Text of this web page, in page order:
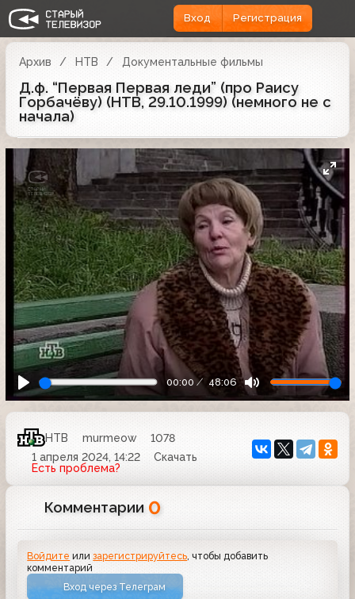
Вход Регистрация
Архив НТВ Документальные фильмы
Д.ф. “Первая Первая леди” (про Раису
Горбачёву) (НТВ, 29.10.1999) (немного не с
начала)
00:00 48:06
НТВ murmeow
1078
1 апреля 2024, 14:22
Скачать
Есть проблема?
Комментарии 0
Войдите илизарегистрируйтесь, чтобы добавить
комментарий
Вход через Телеграм